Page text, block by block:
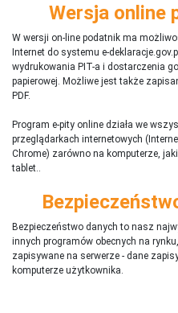
Wersja online
W wersji on-line podatnik ma
Internet do systemu e-
wydrukowania PIT-a i dostarczenia
papierowej. Możliwe jest także
PDF.
Program e-pity online działa we
przeglądarkach internetowych
Chrome) zarówno na komputerze,
tablet..
Bezpieczeństwo danych to nasz
innych programów obecnych na rynku,
zapisywane na serwerze - dane
komputerze użytkownika.